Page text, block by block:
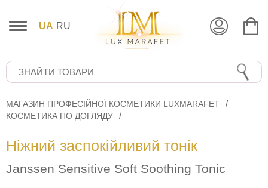
UA RU
МАГАЗИН ПРОФЕСІЙНОЇ КОСМЕТИКИ LUXMARAFET
КОСМЕТИКА ПО ДОГЛЯДУ
Ніжний заспокійливий тонік
Janssen Sensitive Soft Soothing Tonic